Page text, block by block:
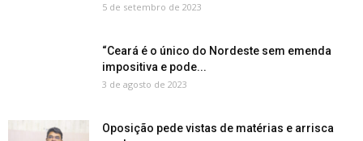
5 de setembro de 2023
“Ceará é o único do Nordeste sem emenda
impositiva e pode...
3 de agosto de 2023
Oposição pede vistas de matérias e arrisca